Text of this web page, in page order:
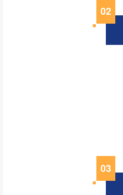
02
03